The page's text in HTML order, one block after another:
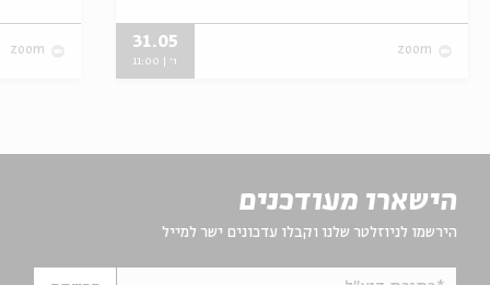
zoom
31.05
ו' | 11:00
zoom
הישארו מעודכנים
הירשמו לניוזלטר שלנו וקבלו עדכונים ישר למייל